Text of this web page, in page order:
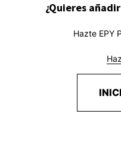
¿Quieres
Hazte EPY